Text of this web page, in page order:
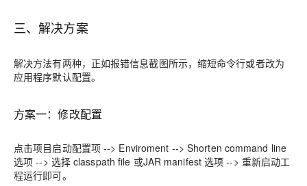
三、解决方案
解决方法有两种，正如报错信息截图所示，缩短命令行或者改为
应用程序默认配置。
方案一：修改配置
点击项目启动配置项 --> Enviroment --> Shorten command line
选项 --> 选择 classpath file 或JAR manifest 选项 --> 重新启动工
程运行即可。